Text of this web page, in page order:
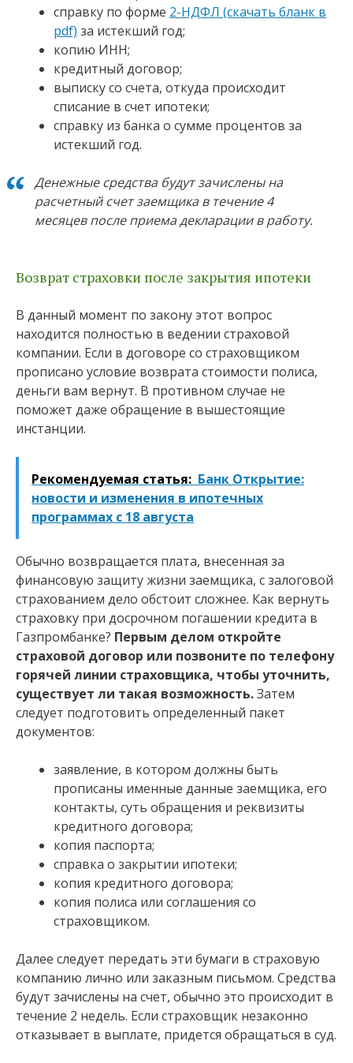
справку по форме 2-НДФЛ (скачать бланк в
pdf) за истекший год;
копию ИНН;
кредитный договор;
выписку со счета, откуда происходит
списание в счет ипотеки;
справку из банка о сумме процентов за
истекший год.
Денежные средства будут зачислены на
расчетный счет заемщика в течение 4
месяцев после приема декларации в работу.
Возврат страховки после закрытия ипотеки
В данный момент по закону этот вопрос
находится полностью в ведении страховой
компании. Если в договоре со страховщиком
прописано условие возврата стоимости полиса,
деньги вам вернут. В противном случае не
поможет даже обращение в вышестоящие
инстанции.
Рекомендуемая статья: Банк Открытие:
новости и изменения в ипотечных
программах с 18 августа
Обычно возвращается плата, внесенная за
финансовую защиту жизни заемщика, с залоговой
страхованием дело обстоит сложнее. Как вернуть
страховку при досрочном погашении кредита в
Газпромбанке? Первым делом откройте
страховой договор или позвоните по телефону
горячей линии страховщика, чтобы уточнить,
существует ли такая возможность.Затем
следует подготовить определенный пакет
документов:
заявление, в котором должны быть
прописаны именные данные заемщика, его
контакты, суть обращения и реквизиты
кредитного договора;
копия паспорта;
справка о закрытии ипотеки;
копия кредитного договора;
копия полиса или соглашения со
страховщиком.
Далее следует передать эти бумаги в страховую
компанию лично или заказным письмом. Средства
будут зачислены на счет, обычно это происходит в
течение 2 недель. Если страховщик незаконно
отказывает в выплате, придется обращаться в суд.